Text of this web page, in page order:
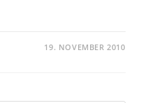
19. NOVEMBER 2010